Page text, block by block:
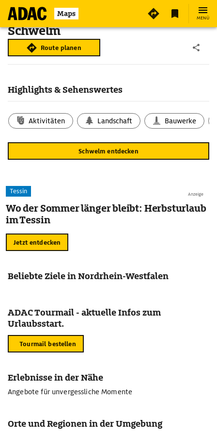
Maps MENÜ
Schwelm
Route planen
Highlights & Sehenswertes
Aktivitäten Landschaft Bauwerke
Schwelm entdecken
Anzeige
Tessin
Wo der Sommer länger bleibt: Herbsturlaub
im Tessin
Jetzt entdecken
Beliebte Ziele in Nordrhein-Westfalen
ADAC Tourmail - aktuelle Infos zum
Urlaubsstart.
Tourmail bestellen
Erlebnisse in der Nähe
Angebote für unvergessliche Momente
Orte und Regionen in der Umgebung